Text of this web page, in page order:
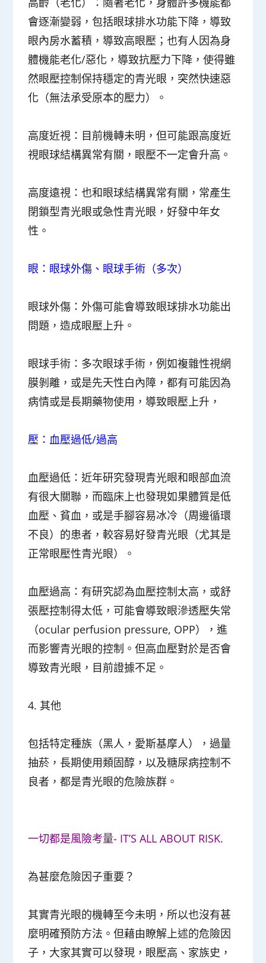
會逐漸變弱，包括眼球排水功能下降，導致
眼內房水蓄積，導致高眼壓；也有人因為身
體機能老化/惡化，導致抗壓力下降，使得雖
然眼壓控制保持穩定的青光眼，突然快速惡
化（無法承受原本的壓力）。
高度近視： 目前機轉未明，但可能跟高度近
視眼球結構異常有關，眼壓不一定會升高。
高度遠視 ：也和眼球結構異常有關，常產生
閉鎖型青光眼或急性青光眼，好發中年女
性。
眼：眼球外傷、眼球手術（多次）
眼球外傷：外傷可能會導致眼球排水功能出
問題，造成眼壓上升。
眼球手術 ：多次眼球手術，例如複雜性視網
膜剝離，或是先天性白內障，都有可能因為
病情或是長期藥物使用，導致眼壓上升，
壓：血壓過低/過高
血壓過低：近年研究發現青光眼和眼部血流
有很大關聯，而臨床上也發現如果體質是低
血壓、貧血，或是手腳容易冰冷（周邊循環
不良）的患者，較容易好發青光眼（尤其是
正常眼壓性青光眼）。
血壓過高： 有研究認為血壓控制太高，或舒
張壓控制得太低，可能會導致眼滲透壓失常
（ocular perfusion pressure, OPP），進
而影響青光眼的控制。但高血壓對於是否會
導致青光眼，目前證據不足。
4. 其他
包括特定種族（黑人，愛斯基摩人），過量
抽菸，長期使用類固醇，以及糖尿病控制不
良者，都是青光眼的危險族群。
一切都是風險考量- IT’S ALL ABOUT RISK.
為甚麼危險因子重要？
其實青光眼的機轉至今未明，所以也沒有甚
麼明確預防方法。但藉由瞭解上述的危險因
子，大家其實可以發現，眼壓高、家族史，